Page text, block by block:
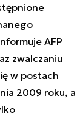
AFP
zwalczaniu
w postach
2009 roku, a